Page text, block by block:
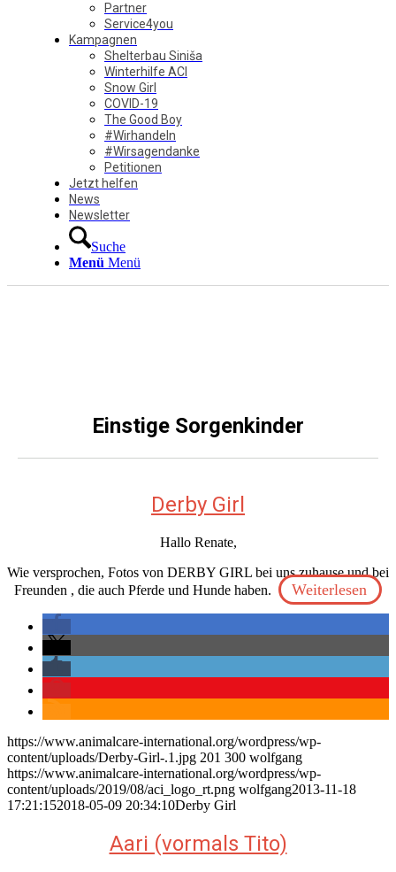
Partner
Service4you
Kampagnen
Shelterbau Siniša
Winterhilfe ACI
Snow Girl
COVID-19
The Good Boy
#Wirhandeln
#Wirsagendanke
Petitionen
Jetzt helfen
News
Newsletter
Suche
Menü Menü
Einstige Sorgenkinder
Derby Girl
Hallo Renate,
Wie versprochen, Fotos von DERBY GIRL bei uns zuhause und bei
Freunden , die auch Pferde und Hunde haben.
Weiterlesen
https://www.animalcare-international.org/wordpress/wp-
content/uploads/Derby-Girl-.1.jpg 201 300 wolfgang
https://www.animalcare-international.org/wordpress/wp-
content/uploads/2019/08/aci_logo_rt.png wolfgang2013-11-18
17:21:152018-05-09 20:34:10Derby Girl
Aari (vormals Tito)